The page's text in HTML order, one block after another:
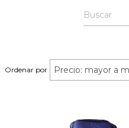
Ordenar por